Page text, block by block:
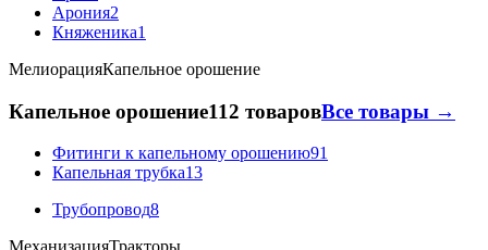
Арония2
Княженика1
МелиорацияКапельное орошение
Капельное орошение112 товаровВсе товары →
Фитинги к капельному орошению91
Капельная трубка13
Трубопровод8